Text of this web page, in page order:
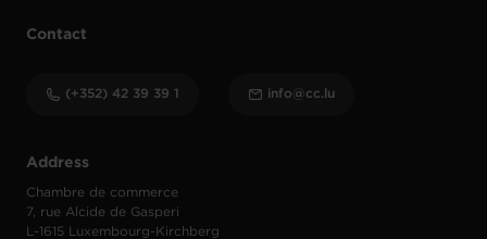
Address
Chambre de commerce
7, rue Alcide de Gasperi
L-1615 Luxembourg-Kirchberg
Contact
(+352) 42 39 39 1 info@cc.lu